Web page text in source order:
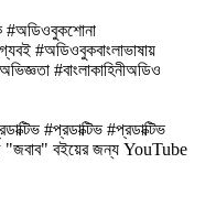
#অডিওবুকশোনা
#অডিওবুকবাংলাভাষায়
#বাংলাকাহিনীঅডিও
#প্রডাক্টিভ #প্রডাক্টিভ
"জবাব" বইয়ের জন্য YouTube